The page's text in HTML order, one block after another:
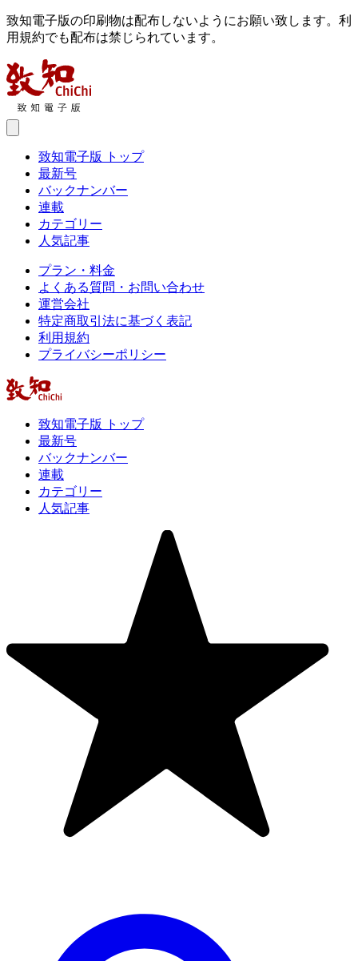
致知電子版の印刷物は配布しないようにお願い致します。利
用規約でも配布は禁じられています。
致知電子版 トップ
最新号
バックナンバー
連載
カテゴリー
人気記事
プラン・料金
よくある質問・お問い合わせ
運営会社
特定商取引法に基づく表記
利用規約
プライバシーポリシー
致知電子版 トップ
最新号
バックナンバー
連載
カテゴリー
人気記事